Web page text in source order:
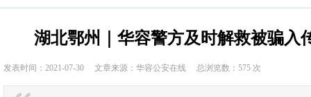
湖北鄂州｜华容警方及时解救被骗入
发表时间：2021-07-30 文章来源：华容公安在线 总浏览数： 575 次